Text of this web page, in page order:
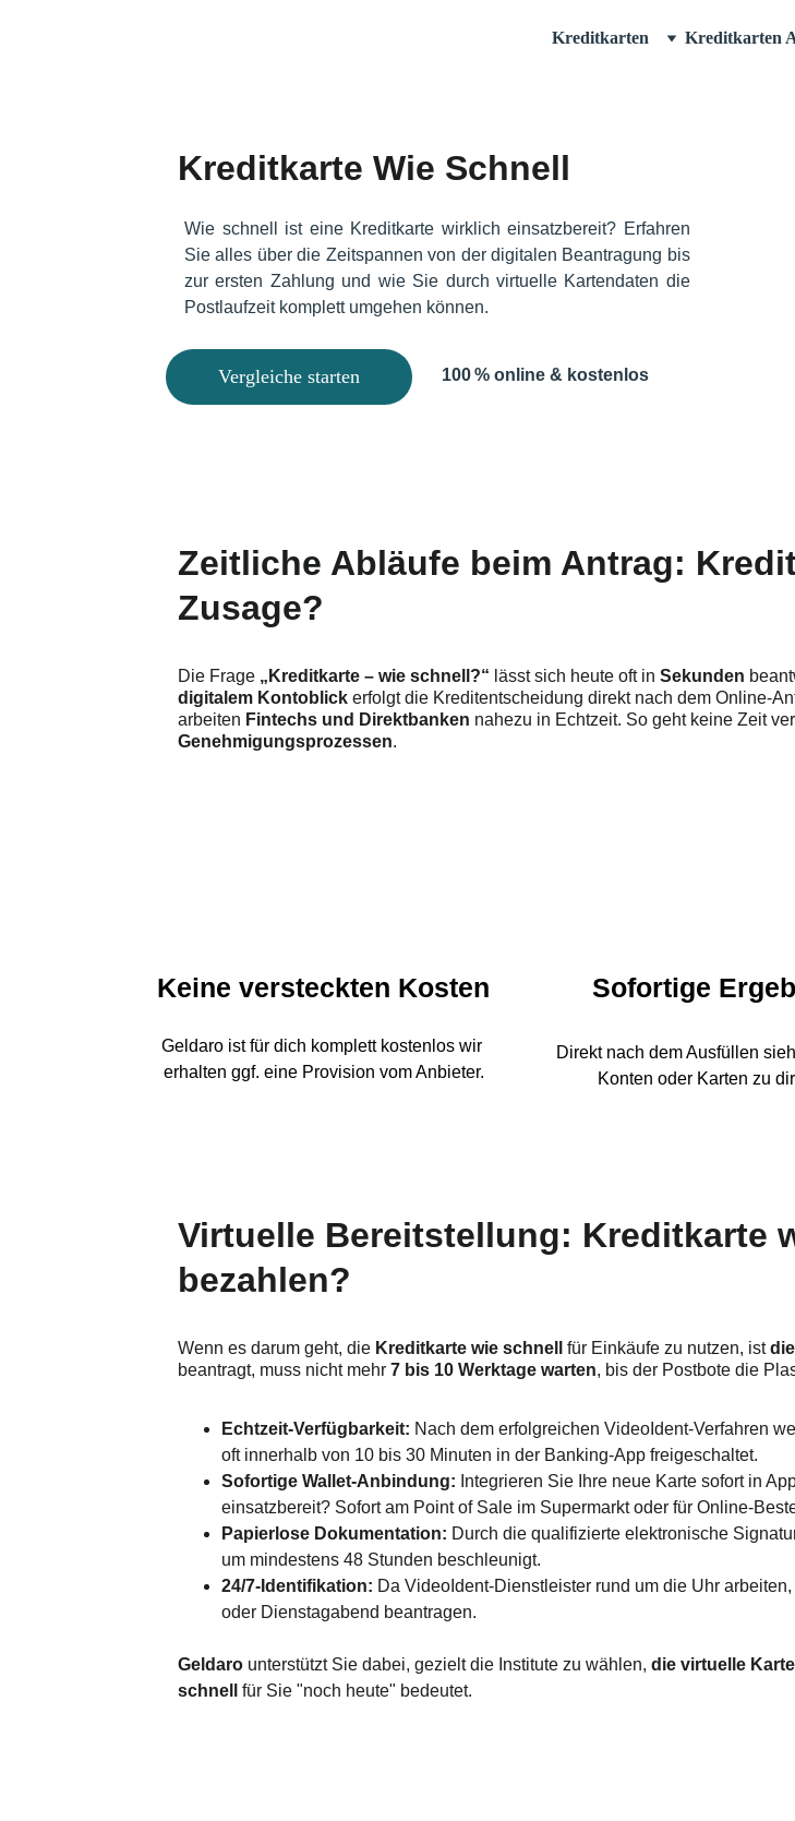
Kreditkarten Kreditkarten
Kreditkarte Wie Schnell
Wie schnell ist eine Kreditkarte wirklich einsatzbereit? Erfahren
Sie alles über die Zeitspannen von der digitalen Beantragung bis
zur ersten Zahlung und wie Sie durch virtuelle Kartendaten die
Postlaufzeit komplett umgehen können.
Vergleiche starten 100 % online & kostenlos
Zeitliche Abläufe beim Antrag:
Zusage?
Die Frage „Kreditkarte – wie schnell?“ lässt sich heute oft in Sekunden
digitalem Kontoblick erfolgt die Kreditentscheidung direkt nach dem Online-
arbeiten Fintechs und Direktbanken nahezu in Echtzeit. So geht keine Zeit
Genehmigungsprozessen.
Keine versteckten Kosten
Geldaro ist für dich komplett kostenlos wir
erhalten ggf. eine Provision vom Anbieter.
Sofortige
Direkt nach dem Ausfüllen
Konten oder Karten zu
Virtuelle Bereitstellung: Kreditkarte
bezahlen?
Wenn es darum geht, die Kreditkarte wie schnell für Einkäufe zu nutzen, ist
beantragt, muss nicht mehr 7 bis 10 Werktage warten, bis der Postbote die
Echtzeit-Verfügbarkeit: Nach dem erfolgreichen VideoIdent-Verfahren
oft innerhalb von 10 bis 30 Minuten in der Banking-App freigeschaltet.
Sofortige Wallet-Anbindung: Integrieren Sie Ihre neue Karte sofort in
einsatzbereit? Sofort am Point of Sale im Supermarkt oder für Online-
Papierlose Dokumentation: Durch die qualifizierte elektronische
um mindestens 48 Stunden beschleunigt.
24/7-Identifikation: Da VideoIdent-Dienstleister rund um die Uhr
oder Dienstagabend beantragen.
Geldaro unterstützt Sie dabei, gezielt die Institute zu wählen, die virtuelle
schnell
für Sie "noch heute" bedeutet.